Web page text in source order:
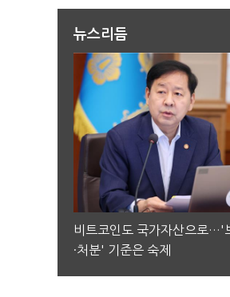
뉴스리듬
비트코인도 국가자산으로…'
·처분' 기준은 숙제